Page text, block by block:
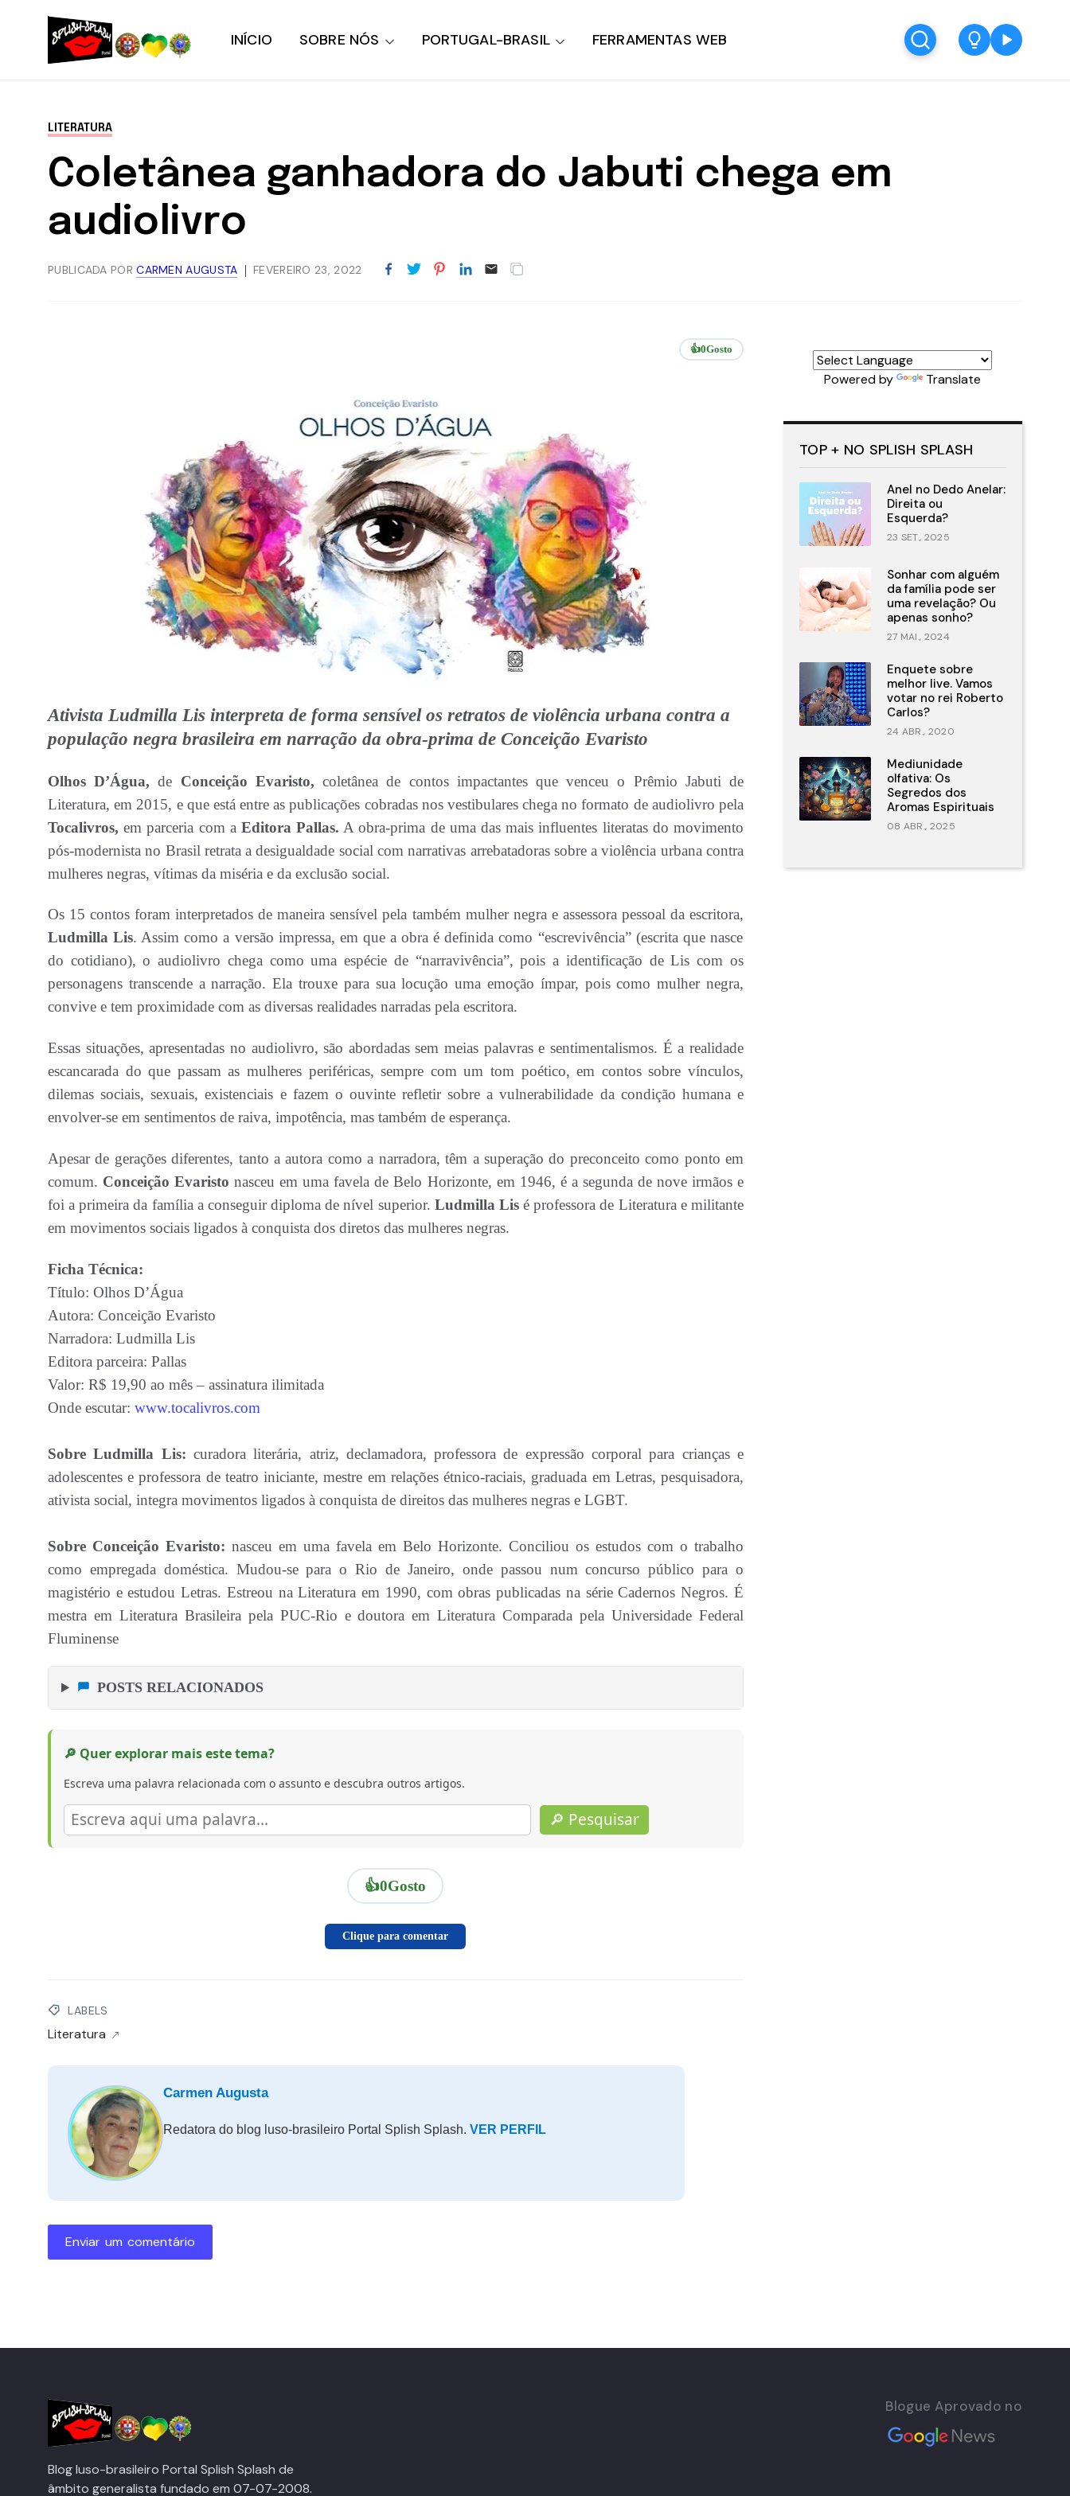
INÍCIO SOBRE NÓS PORTUGAL-BRASIL FERRAMENTAS WEB
LITERATURA
Coletânea ganhadora do Jabuti chega em
audiolivro
PUBLICADA PORCARMEN AUGUSTA FEVEREIRO 23, 2022
👍0Gosto
Ativista Ludmilla Lis interpreta de forma sensível os retratos de violência urbana contra a
população negra brasileira em narração da obra-prima de Conceição Evaristo
Olhos D’Água, de Conceição Evaristo, coletânea de contos impactantes que venceu o Prêmio Jabuti de
Literatura, em 2015, e que está entre as publicações cobradas nos vestibulares chega no formato de audiolivro pela
Tocalivros, em parceria com a Editora Pallas. A obra-prima de uma das mais influentes literatas do movimento
pós-modernista no Brasil retrata a desigualdade social com narrativas arrebatadoras sobre a violência urbana contra
mulheres negras, vítimas da miséria e da exclusão social.
Os 15 contos foram interpretados de maneira sensível pela também mulher negra e assessora pessoal da escritora,
Ludmilla Lis. Assim como a versão impressa, em que a obra é definida como “escrevivência” (escrita que nasce
do cotidiano), o audiolivro chega como uma espécie de “narravivência”, pois a identificação de Lis com os
personagens transcende a narração. Ela trouxe para sua locução uma emoção ímpar, pois como mulher negra,
convive e tem proximidade com as diversas realidades narradas pela escritora.
Essas situações, apresentadas no audiolivro, são abordadas sem meias palavras e sentimentalismos. É a realidade
escancarada do que passam as mulheres periféricas, sempre com um tom poético, em contos sobre vínculos,
dilemas sociais, sexuais, existenciais e fazem o ouvinte refletir sobre a vulnerabilidade da condição humana e
envolver-se em sentimentos de raiva, impotência, mas também de esperança.
Apesar de gerações diferentes, tanto a autora como a narradora, têm a superação do preconceito como ponto em
comum. Conceição Evaristo nasceu em uma favela de Belo Horizonte, em 1946, é a segunda de nove irmãos e
foi a primeira da família a conseguir diploma de nível superior. Ludmilla Lis é professora de Literatura e militante
em movimentos sociais ligados à conquista dos diretos das mulheres negras.
Ficha Técnica:
Título: Olhos D’Água
Autora: Conceição Evaristo
Narradora: Ludmilla Lis
Editora parceira: Pallas
Valor: R$ 19,90 ao mês – assinatura ilimitada
Onde escutar: www.tocalivros.com
Sobre Ludmilla Lis: curadora literária, atriz, declamadora, professora de expressão corporal para crianças e
adolescentes e professora de teatro iniciante, mestre em relações étnico-raciais, graduada em Letras, pesquisadora,
ativista social, integra movimentos ligados à conquista de direitos das mulheres negras e LGBT.
Sobre Conceição Evaristo: nasceu em uma favela em Belo Horizonte. Conciliou os estudos com o trabalho
como empregada doméstica. Mudou-se para o Rio de Janeiro, onde passou num concurso público para o
magistério e estudou Letras. Estreou na Literatura em 1990, com obras publicadas na série Cadernos Negros. É
mestra em Literatura Brasileira pela PUC-Rio e doutora em Literatura Comparada pela Universidade Federal
Fluminense
POSTS RELACIONADOS
🔎 Quer explorar mais este tema?
Escreva uma palavra relacionada com o assunto e descubra outros artigos.
🔎 Pesquisar
👍0Gosto
Clique para comentar
LABELS
Literatura
Carmen Augusta
Redatora do blog luso-brasileiro Portal Splish Splash. VER PERFIL
Enviar um comentário
Powered by Translate
TOP + NO SPLISH SPLASH
Anel no Dedo Anelar:
Direita ou
Esquerda?
23 SET., 2025
Sonhar com alguém
da família pode ser
uma revelação? Ou
apenas sonho?
27 MAI., 2024
Enquete sobre
melhor live. Vamos
votar no rei Roberto
Carlos?
24 ABR., 2020
Mediunidade
olfativa: Os
Segredos dos
Aromas Espirituais
08 ABR., 2025
Blog luso-brasileiro Portal Splish Splash de
âmbito generalista fundado em 07-07-2008.
Blogue Aprovado no